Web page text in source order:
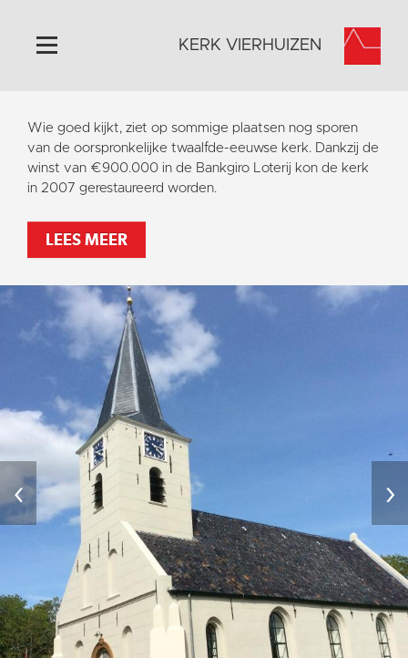
Home
Algemeen
Historie
Activiteiten
Contact
Vaktaal
KERK VIERHUIZEN
Wie goed kijkt, ziet op sommige plaatsen nog sporen
van de oorspronkelijke twaalfde-eeuwse kerk. Dankzij de
winst van €900.000 in de Bankgiro Loterij kon de kerk
in 2007 gerestaureerd worden.
LEES MEER
‹ ›